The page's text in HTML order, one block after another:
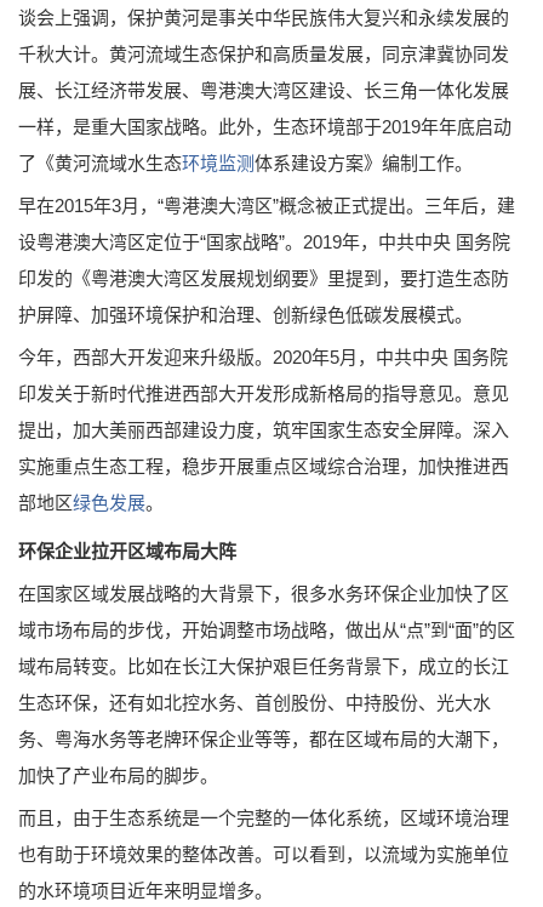
谈会上强调，保护黄河是事关中华民族伟大复兴和永续发展的
千秋大计。黄河流域生态保护和高质量发展，同京津冀协同发
展、长江经济带发展、粤港澳大湾区建设、长三角一体化发展
一样，是重大国家战略。此外，生态环境部于2019年年底启动
了《黄河流域水生态环境监测体系建设方案》编制工作。
早在2015年3月，“粤港澳大湾区”概念被正式提出。三年后，建
设粤港澳大湾区定位于“国家战略”。2019年，中共中央 国务院
印发的《粤港澳大湾区发展规划纲要》里提到，要打造生态防
护屏障、加强环境保护和治理、创新绿色低碳发展模式。
今年，西部大开发迎来升级版。2020年5月，中共中央 国务院
印发关于新时代推进西部大开发形成新格局的指导意见。意见
提出，加大美丽西部建设力度，筑牢国家生态安全屏障。深入
实施重点生态工程，稳步开展重点区域综合治理，加快推进西
部地区绿色发展。
环保企业拉开区域布局大阵
在国家区域发展战略的大背景下，很多水务环保企业加快了区
域市场布局的步伐，开始调整市场战略，做出从“点”到“面”的区
域布局转变。比如在长江大保护艰巨任务背景下，成立的长江
生态环保，还有如北控水务、首创股份、中持股份、光大水
务、粤海水务等老牌环保企业等等，都在区域布局的大潮下，
加快了产业布局的脚步。
而且，由于生态系统是一个完整的一体化系统，区域环境治理
也有助于环境效果的整体改善。可以看到，以流域为实施单位
的水环境项目近年来明显增多。